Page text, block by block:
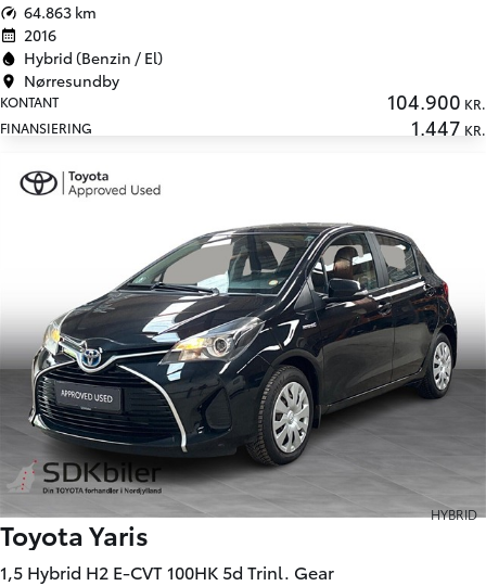
64.863 km
2016
Hybrid (Benzin / El)
Nørresundby
KONTANT 104.900 KR.
FINANSIERING
1.447 KR.
HYBRID
Toyota Yaris
1,5 Hybrid H2 E-CVT 100HK 5d Trinl. Gear